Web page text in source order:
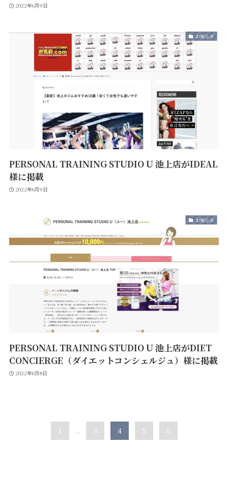
2022年6月9日
お知らせ
PERSONAL TRAINING STUDIO U 池上店がIDEAL
様に掲載
2022年6月9日
お知らせ
PERSONAL TRAINING STUDIO U 池上店がDIET
CONCIERGE（ダイエットコンシェルジュ）様に掲載
2022年6月8日
1 ... 3 4 5 6